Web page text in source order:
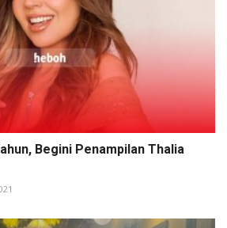
Begini Penampilan Thalia